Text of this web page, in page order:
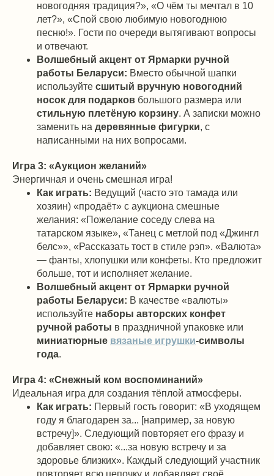
новогодняя традиция?», «О чём ты мечтал в 10
лет?», «Спой свою любимую новогоднюю
песню!». Гости по очереди вытягивают вопросы
и отвечают.
Волшебный акцент от Ярмарки ручной
работы Беларуси: Вместо обычной шапки
используйте сшитый вручную новогодний
носок для подарков большого размера или
стильную плетёную корзину. А записки можно
заменить на деревянные фигурки, с
написанными на них вопросами.
Игра 3: «Аукцион желаний»
Энергичная и очень смешная игра!
Как играть: Ведущий (часто это тамада или
хозяин) «продаёт» с аукциона смешные
желания: «Пожелание соседу слева на
татарском языке», «Танец с метлой под «Джингл
белс»», «Рассказать тост в стиле рэп». «Валюта»
— фанты, хлопушки или конфеты. Кто предложит
больше, тот и исполняет желание.
Волшебный акцент от Ярмарки ручной
работы Беларуси: В качестве «валюты»
используйте наборы авторских конфет
ручной работы в праздничной упаковке или
миниатюрные вязаные игрушки-символы
года.
Игра 4: «Снежный ком воспоминаний»
Идеальная игра для создания тёплой атмосферы.
Как играть: Первый гость говорит: «В уходящем
году я благодарен за... [например, за новую
встречу]». Следующий повторяет его фразу и
добавляет свою: «...за новую встречу и за
здоровье близких». Каждый следующий участник
повторяет всю цепочку и добавляет своё.